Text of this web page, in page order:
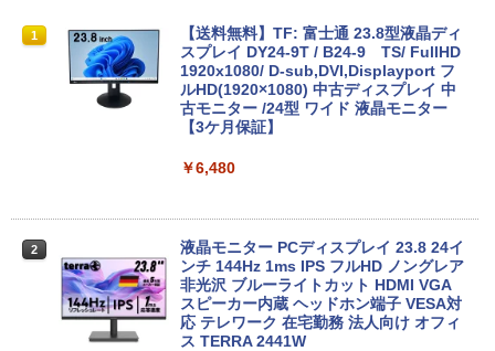
1
レビュー投稿 5年保証｜MS Office 2024
H&B 搭載｜中古 ノートパソコン Windo
ws11 Office付｜スペック Core i5 第7世
代 メモリ 8GB 大容量 HDD 500GB テン
キー DVDドライブ搭載 CD DVD 再生可
｜中古パソコン 中古ノートパソコン 中古
ノートパソコン Dell Latitude 5310 第10
世代 Core i5 13.3型 Webカメラ内蔵 Win
dows11搭載 Office付き メモリ16GB SS
D256GB 512GB 軽量モデル テレワーク
在宅勤務向け 持ち運び ビジネス タッチ
1
【今だけ】全品ポイント10倍 お買い物マ
ラソン★8/4～8/11★中古パソコン デス
クトップPC hp ProDesk 600 G4 SFF C
ore i5 8500 メモリ8GB SSD128GB HDD
500GB Windows11 Pro 64bit 無線LAN
内蔵【送料無料】【1年保証】
￥19,800
2
【期間限定P15倍+最大10%OFFクーポ
ン】 【3年保証】HP ELITEDESK 800 G
6 DM SSD256GB メモリ16GB Core i3
Windows 11 Pro 中古 アウトレット 返
品 送料無料 中古デスクトップパソコン
中古パソコン デスクトップパソコン デス
1
【送料無料】TF: 富士通 23.8型液晶ディ
スプレイ DY24-9T / B24-9 TS/ FullHD
1920x1080/ D-sub,DVI,Displayport フ
ルHD(1920×1080) 中古ディスプレイ 中
古モニター /24型 ワイド 液晶モニター
【3ケ月保証】
￥6,480
2
液晶モニター PCディスプレイ 23.8 24イ
ンチ 144Hz 1ms IPS フルHD ノングレア
非光沢 ブルーライトカット HDMI VGA
スピーカー内蔵 ヘッドホン端子 VESA対
応 テレワーク 在宅勤務 法人向け オフィ
ス TERRA 2441W